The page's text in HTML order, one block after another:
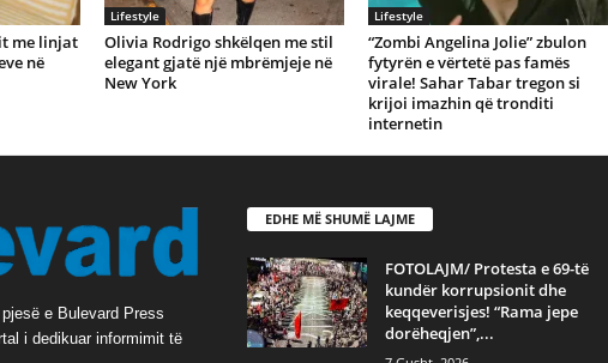
me linjat
në
Lifestyle
Olivia Rodrigo shkëlqen me stil
elegant gjatë një mbrëmjeje në
New York
Lifestyle
“Zombi Angelina Jolie” zbulon
fytyrën e vërtetë pas famës
virale! Sahar Tabar tregon si
krijoi imazhin që tronditi
internetin
e Bulevard Press
i dedikuar informimit të
EDHE MË SHUMË LAJME
FOTOLAJM/ Protesta e 69-të
kundër korrupsionit dhe
keqqeverisjes! “Rama jepe
dorëheqjen”,...